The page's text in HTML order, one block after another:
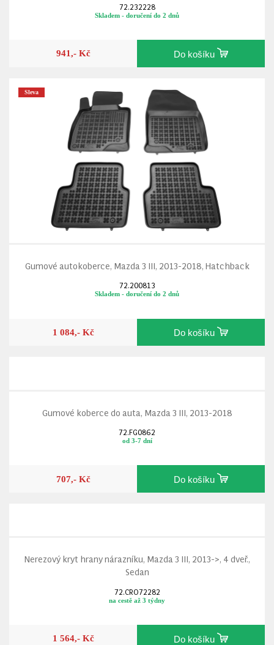
72.232228
Skladem - doručení do 2 dnů
941,- Kč Do košíku
Sleva
Gumové autokoberce, Mazda 3 III, 2013-2018, Hatchback
72.200813
Skladem - doručení do 2 dnů
1 084,- Kč Do košíku
Gumové koberce do auta, Mazda 3 III, 2013-2018
72.FG0862
od 3-7 dní
707,- Kč Do košíku
Nerezový kryt hrany nárazníku, Mazda 3 III, 2013->, 4 dveř.,
Sedan
72.CRO72282
na cestě až 3 týdny
1 564,- Kč Do košíku